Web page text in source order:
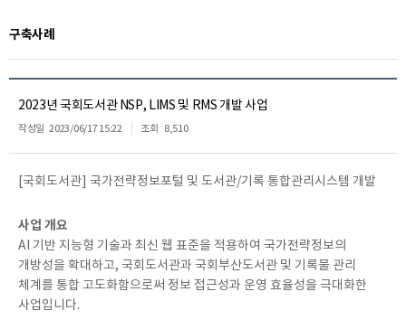
구축사례
2023년 국회도서관 NSP, LIMS 및 RMS 개발 사업
작성일 2023/06/17 15:22 조회 8,510
[국회도서관] 국가전략정보포털 및 도서관/기록 통합관리시스템 개발
사업 개요
AI 기반 지능형 기술과 최신 웹 표준을 적용하여 국가전략정보의
개방성을 확대하고, 국회도서관과 국회부산도서관 및 기록물 관리
체계를 통합 고도화함으로써 정보 접근성과 운영 효율성을 극대화한
사업입니다.